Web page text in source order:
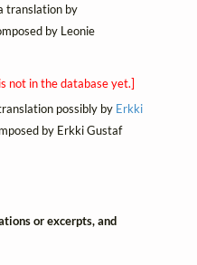
translation by
by Leonie
not in the database yet.]
possibly by Erkki
by Erkki Gustaf
or excerpts, and